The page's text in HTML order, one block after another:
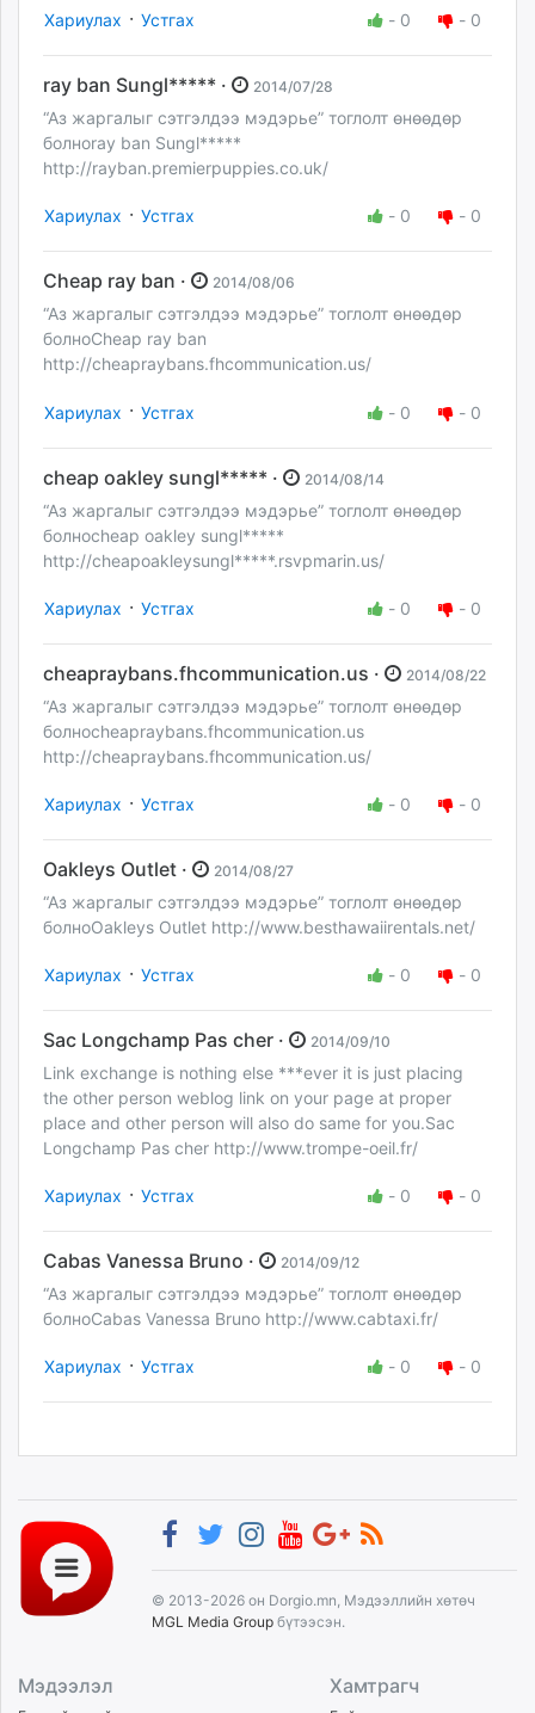
Хариулах · Устгах - 0 - 0
ray ban Sungl***** · 2014/07/28
“Аз жаргалыг сэтгэлдээ мэдэрье” тоглолт өнөөдөр
болноray ban Sungl*****
http://rayban.premierpuppies.co.uk/
Хариулах · Устгах - 0 - 0
Cheap ray ban · 2014/08/06
“Аз жаргалыг сэтгэлдээ мэдэрье” тоглолт өнөөдөр
болноCheap ray ban
http://cheapraybans.fhcommunication.us/
Хариулах · Устгах - 0 - 0
cheap oakley sungl***** · 2014/08/14
“Аз жаргалыг сэтгэлдээ мэдэрье” тоглолт өнөөдөр
болноcheap oakley sungl*****
http://cheapoakleysungl*****.rsvpmarin.us/
Хариулах · Устгах - 0 - 0
cheapraybans.fhcommunication.us · 2014/08/22
“Аз жаргалыг сэтгэлдээ мэдэрье” тоглолт өнөөдөр
болноcheapraybans.fhcommunication.us
http://cheapraybans.fhcommunication.us/
Хариулах · Устгах - 0 - 0
Oakleys Outlet · 2014/08/27
“Аз жаргалыг сэтгэлдээ мэдэрье” тоглолт өнөөдөр
болноOakleys Outlet http://www.besthawaiirentals.net/
Хариулах · Устгах - 0 - 0
Sac Longchamp Pas cher · 2014/09/10
Link exchange is nothing else ***ever it is just placing
the other person weblog link on your page at proper
place and other person will also do same for you.Sac
Longchamp Pas cher http://www.trompe-oeil.fr/
Хариулах · Устгах - 0 - 0
Cabas Vanessa Bruno · 2014/09/12
“Аз жаргалыг сэтгэлдээ мэдэрье” тоглолт өнөөдөр
болноCabas Vanessa Bruno http://www.cabtaxi.fr/
Хариулах · Устгах - 0 - 0
© 2013-2026 он Dorgio.mn, Мэдээллийн хөтөч
MGL Media Group бүтээсэн.
Мэдээлэл Хамтрагч